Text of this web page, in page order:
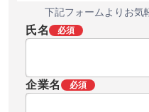
下記フォームよりお気
氏名 必須
企業名 必須